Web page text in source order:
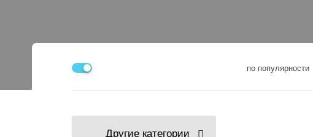
по популярности
Другие категории